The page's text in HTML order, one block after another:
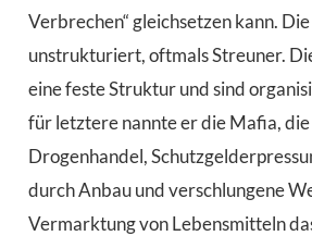
Verbrechen“ gleichsetzen kann.
unstrukturiert, oftmals Streuner.
eine feste Struktur und sind
für letztere nannte er die Mafia, die
Drogenhandel,
durch Anbau und verschlungene
Vermarktung von Lebensmitteln